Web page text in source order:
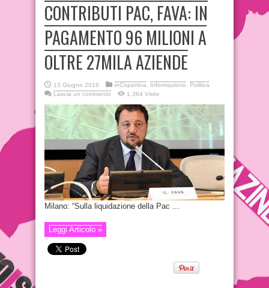
CONTRIBUTI PAC, FAVA: IN
PAGAMENTO 96 MILIONI A
OLTRE 27MILA AZIENDE
13 Giugno 2016 inCopertina Informazione
Politica
Lascia un commento
1,364 Visite
Milano: “Sulla liquidazione della Pac ...
Leggi Articolo »